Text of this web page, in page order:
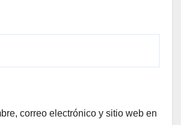
correo electrónico y sitio web en